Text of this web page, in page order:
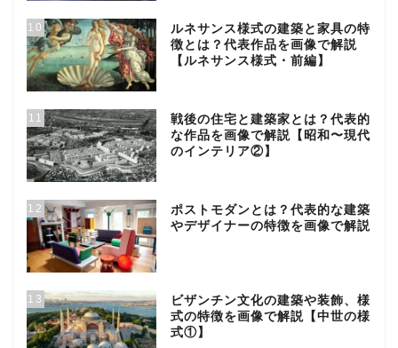
10
ルネサンス様式の建築と家具の特
徴とは？代表作品を画像で解説
【ルネサンス様式・前編】
11
戦後の住宅と建築家とは？代表的
な作品を画像で解説【昭和〜現代
のインテリア②】
12
ポストモダンとは？代表的な建築
やデザイナーの特徴を画像で解説
13
ビザンチン文化の建築や装飾、様
式の特徴を画像で解説【中世の様
式①】